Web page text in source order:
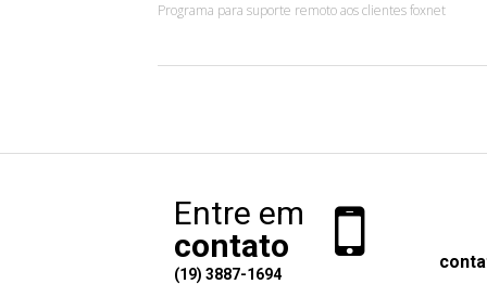
Programa para suporte remoto aos clientes foxnet
Entre em
contato
(19) 3887-1694